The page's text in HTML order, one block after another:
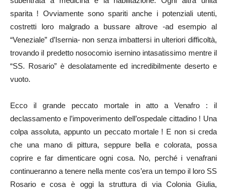
sparita ! Ovviamente sono spariti anche i potenziali utenti,
costretti loro malgrado a bussare altrove -ad esempio al
“Veneziale” d’Isernia- non senza imbattersi in ulteriori difficoltà,
trovando il predetto nosocomio isernino intasatissimo mentre il
“SS. Rosario” è desolatamente ed incredibilmente deserto e
vuoto.
Ecco il grande peccato mortale in atto a Venafro : il
declassamento e l’impoverimento dell’ospedale cittadino ! Una
colpa assoluta, appunto un peccato mortale ! E non si creda
che una mano di pittura, seppure bella e colorata, possa
coprire e far dimenticare ogni cosa. No, perché i venafrani
continueranno a tenere nella mente cos’era un tempo il loro SS
Rosario e cosa è oggi la struttura di via Colonia Giulia,